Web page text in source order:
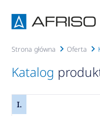
Strona główna Oferta
Katalog
I.